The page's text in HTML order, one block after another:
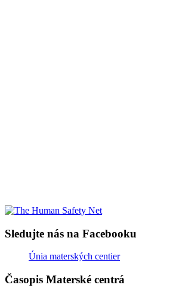
Sledujte nás na Facebooku
Únia materských centier
Časopis Materské centrá